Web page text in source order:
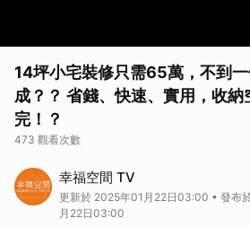
14坪小宅裝修只需65萬，不到
成？？ 省錢、快速、實用，收納
完！？
473 觀看次數
「跟家有關的事，就是幸福空間的事！」幸
設計平台
相關平台播出資訊：
【幸福空間居家台 CH125、MOD CH266】
幸福空間 TV
更新於 2025年01月22日03:00 • 發布
月22日03:00